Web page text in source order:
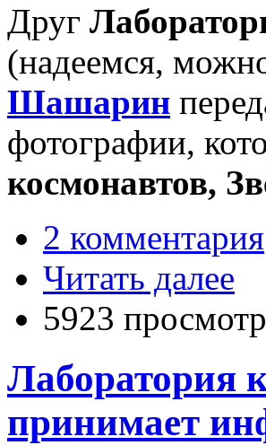
Друг
(надеемся,
Шашарин
фотографии,
космонавтов,
2 комментария
Читать далее
5923
Лаборатория
принимает